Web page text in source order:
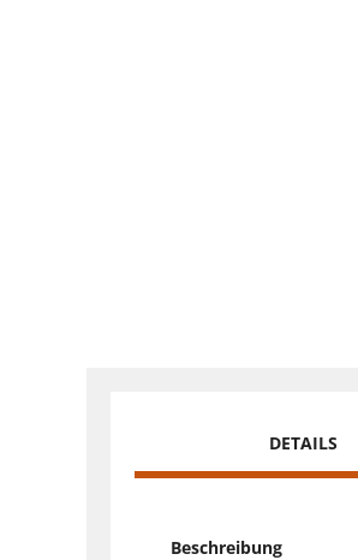
DETAILS
Beschreibung